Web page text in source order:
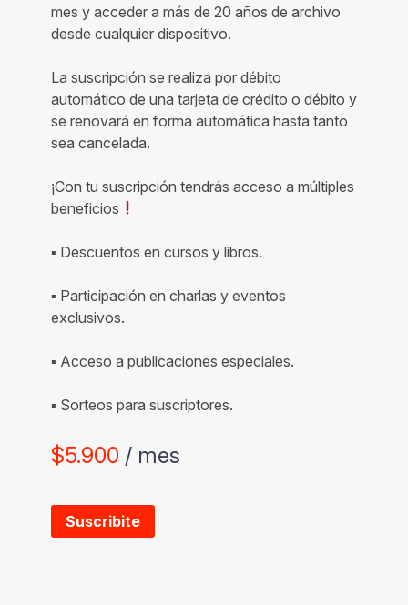
mes y acceder a más de 20 años de archivo
desde cualquier dispositivo.
La suscripción se realiza por débito
automático de una tarjeta de crédito o débito y
se renovará en forma automática hasta tanto
sea cancelada.
¡Con tu suscripción tendrás acceso a múltiples
beneficios
▪ Descuentos en cursos y libros.
▪ Participación en charlas y eventos
exclusivos.
▪ Acceso a publicaciones especiales.
▪ Sorteos para suscriptores.
$5.900 / mes
Suscribite